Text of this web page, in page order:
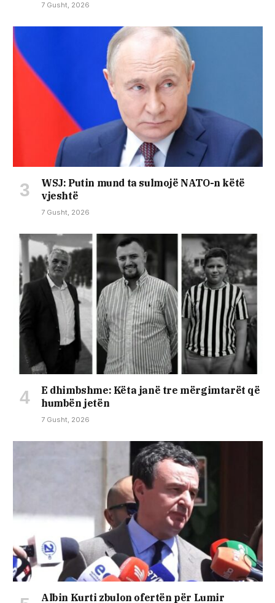
7 Gusht, 2026
WSJ: Putin mund ta sulmojë NATO-n këtë
vjeshtë
7 Gusht, 2026
E dhimbshme: Këta janë tre mërgimtarët që
humbën jetën
7 Gusht, 2026
Albin Kurti zbulon ofertën për Lumir